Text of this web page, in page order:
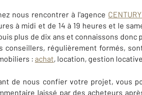
nous rencontrer à l'agence
à midi et de 14 à 19 heures et le
plus de dix ans et connaissons
conseillers, régulièrement formés,
: achat, location, gestion
de nous confier votre projet, vous
laissé par des acheteurs